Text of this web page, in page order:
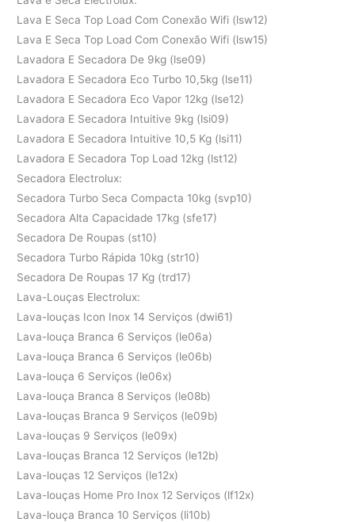
Lava E Seca Top Load Com Conexão Wifi (lsw12)
Lava E Seca Top Load Com Conexão Wifi (lsw15)
Lavadora E Secadora De 9kg (lse09)
Lavadora E Secadora Eco Turbo 10,5kg (lse11)
Lavadora E Secadora Eco Vapor 12kg (lse12)
Lavadora E Secadora Intuitive 9kg (lsi09)
Lavadora E Secadora Intuitive 10,5 Kg (lsi11)
Lavadora E Secadora Top Load 12kg (lst12)
Secadora Electrolux:
Secadora Turbo Seca Compacta 10kg (svp10)
Secadora Alta Capacidade 17kg (sfe17)
Secadora De Roupas (st10)
Secadora Turbo Rápida 10kg (str10)
Secadora De Roupas 17 Kg (trd17)
Lava-Louças Electrolux:
Lava-louças Icon Inox 14 Serviços (dwi61)
Lava-louça Branca 6 Serviços (le06a)
Lava-louça Branca 6 Serviços (le06b)
Lava-louça 6 Serviços (le06x)
Lava-louça Branca 8 Serviços (le08b)
Lava-louças Branca 9 Serviços (le09b)
Lava-louças 9 Serviços (le09x)
Lava-louças Branca 12 Serviços (le12b)
Lava-louças 12 Serviços (le12x)
Lava-louças Home Pro Inox 12 Serviços (lf12x)
Lava-louça Branca 10 Serviços (li10b)